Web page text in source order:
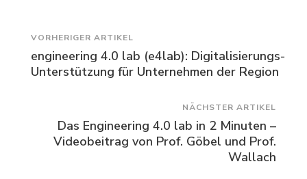
Beitragsnavigation
VORHERIGER ARTIKEL
engineering 4.0 lab (e4lab): Digitalisierungs-
Unterstützung für Unternehmen der Region
NÄCHSTER ARTIKEL
Das Engineering 4.0 lab in 2 Minuten –
Videobeitrag von Prof. Göbel und Prof.
Wallach